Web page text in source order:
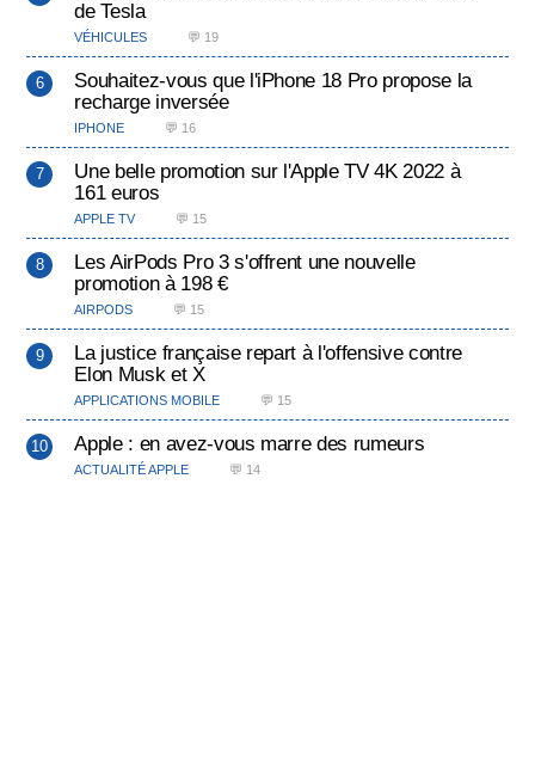
de Tesla
VÉHICULES 💬 19
Souhaitez-vous que l'iPhone 18 Pro propose la
recharge inversée
IPHONE 💬 16
Une belle promotion sur l'Apple TV 4K 2022 à
161 euros
APPLE TV 💬 15
Les AirPods Pro 3 s'offrent une nouvelle
promotion à 198 €
AIRPODS 💬 15
La justice française repart à l'offensive contre
Elon Musk et X
APPLICATIONS MOBILE 💬 15
Apple : en avez-vous marre des rumeurs
ACTUALITÉ APPLE 💬 14